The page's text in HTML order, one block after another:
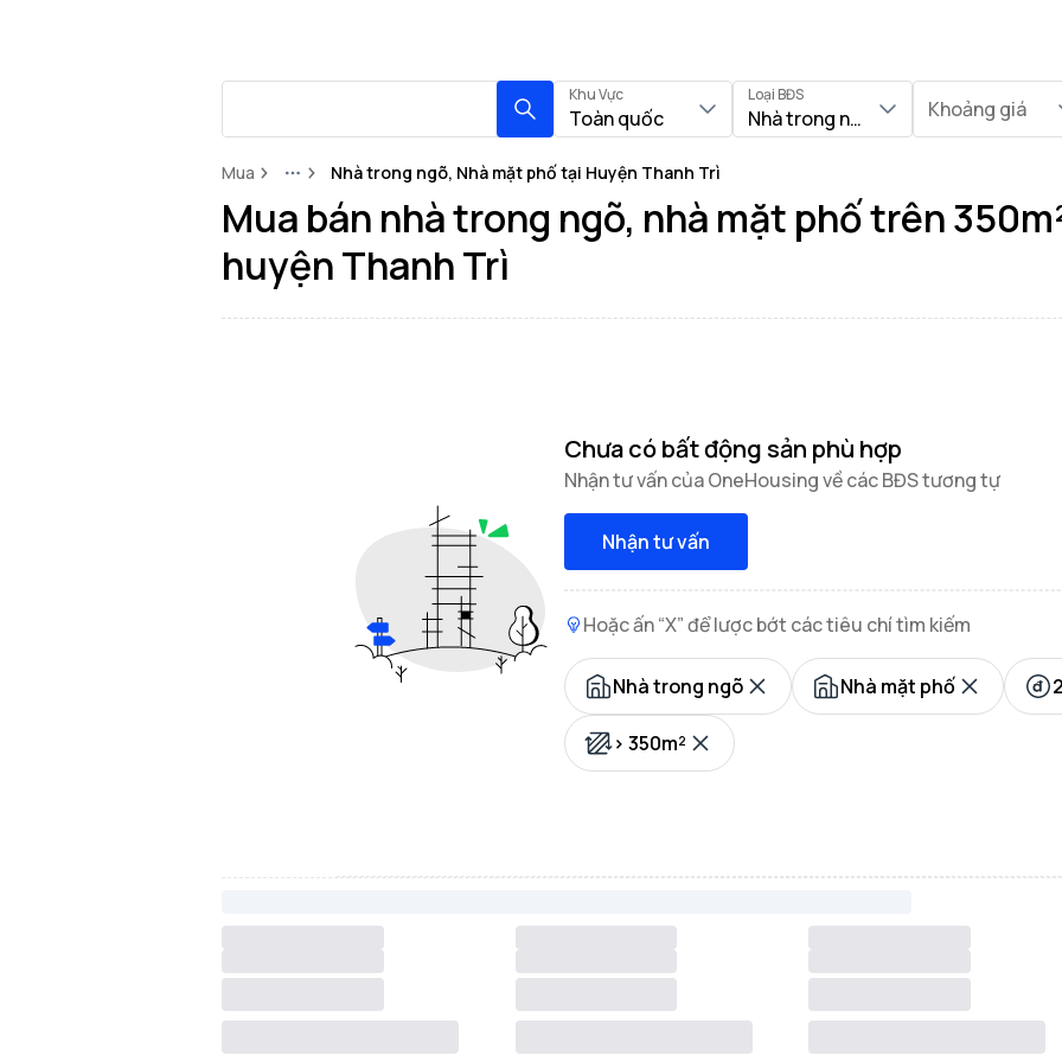
Khu Vực
Toàn quốc
Loại BĐS
Nhà trong ngõ, Nhà mặt phố
Khoảng giá
Mua MoreNhà trong ngõ, Nhà mặt phố tại Huyện Thanh Trì
Mua bán nhà trong ngõ, nhà mặt phố trên
huyện Thanh Trì
Chưa có bất động sản phù hợp
Nhận tư vấn của OneHousing về các BĐS tương tự
Nhận tư vấn
Hoặc ấn “X” để lược bớt các tiêu chí tìm kiếm
Nhà trong ngõ Nhà mặt phố
> 350m²